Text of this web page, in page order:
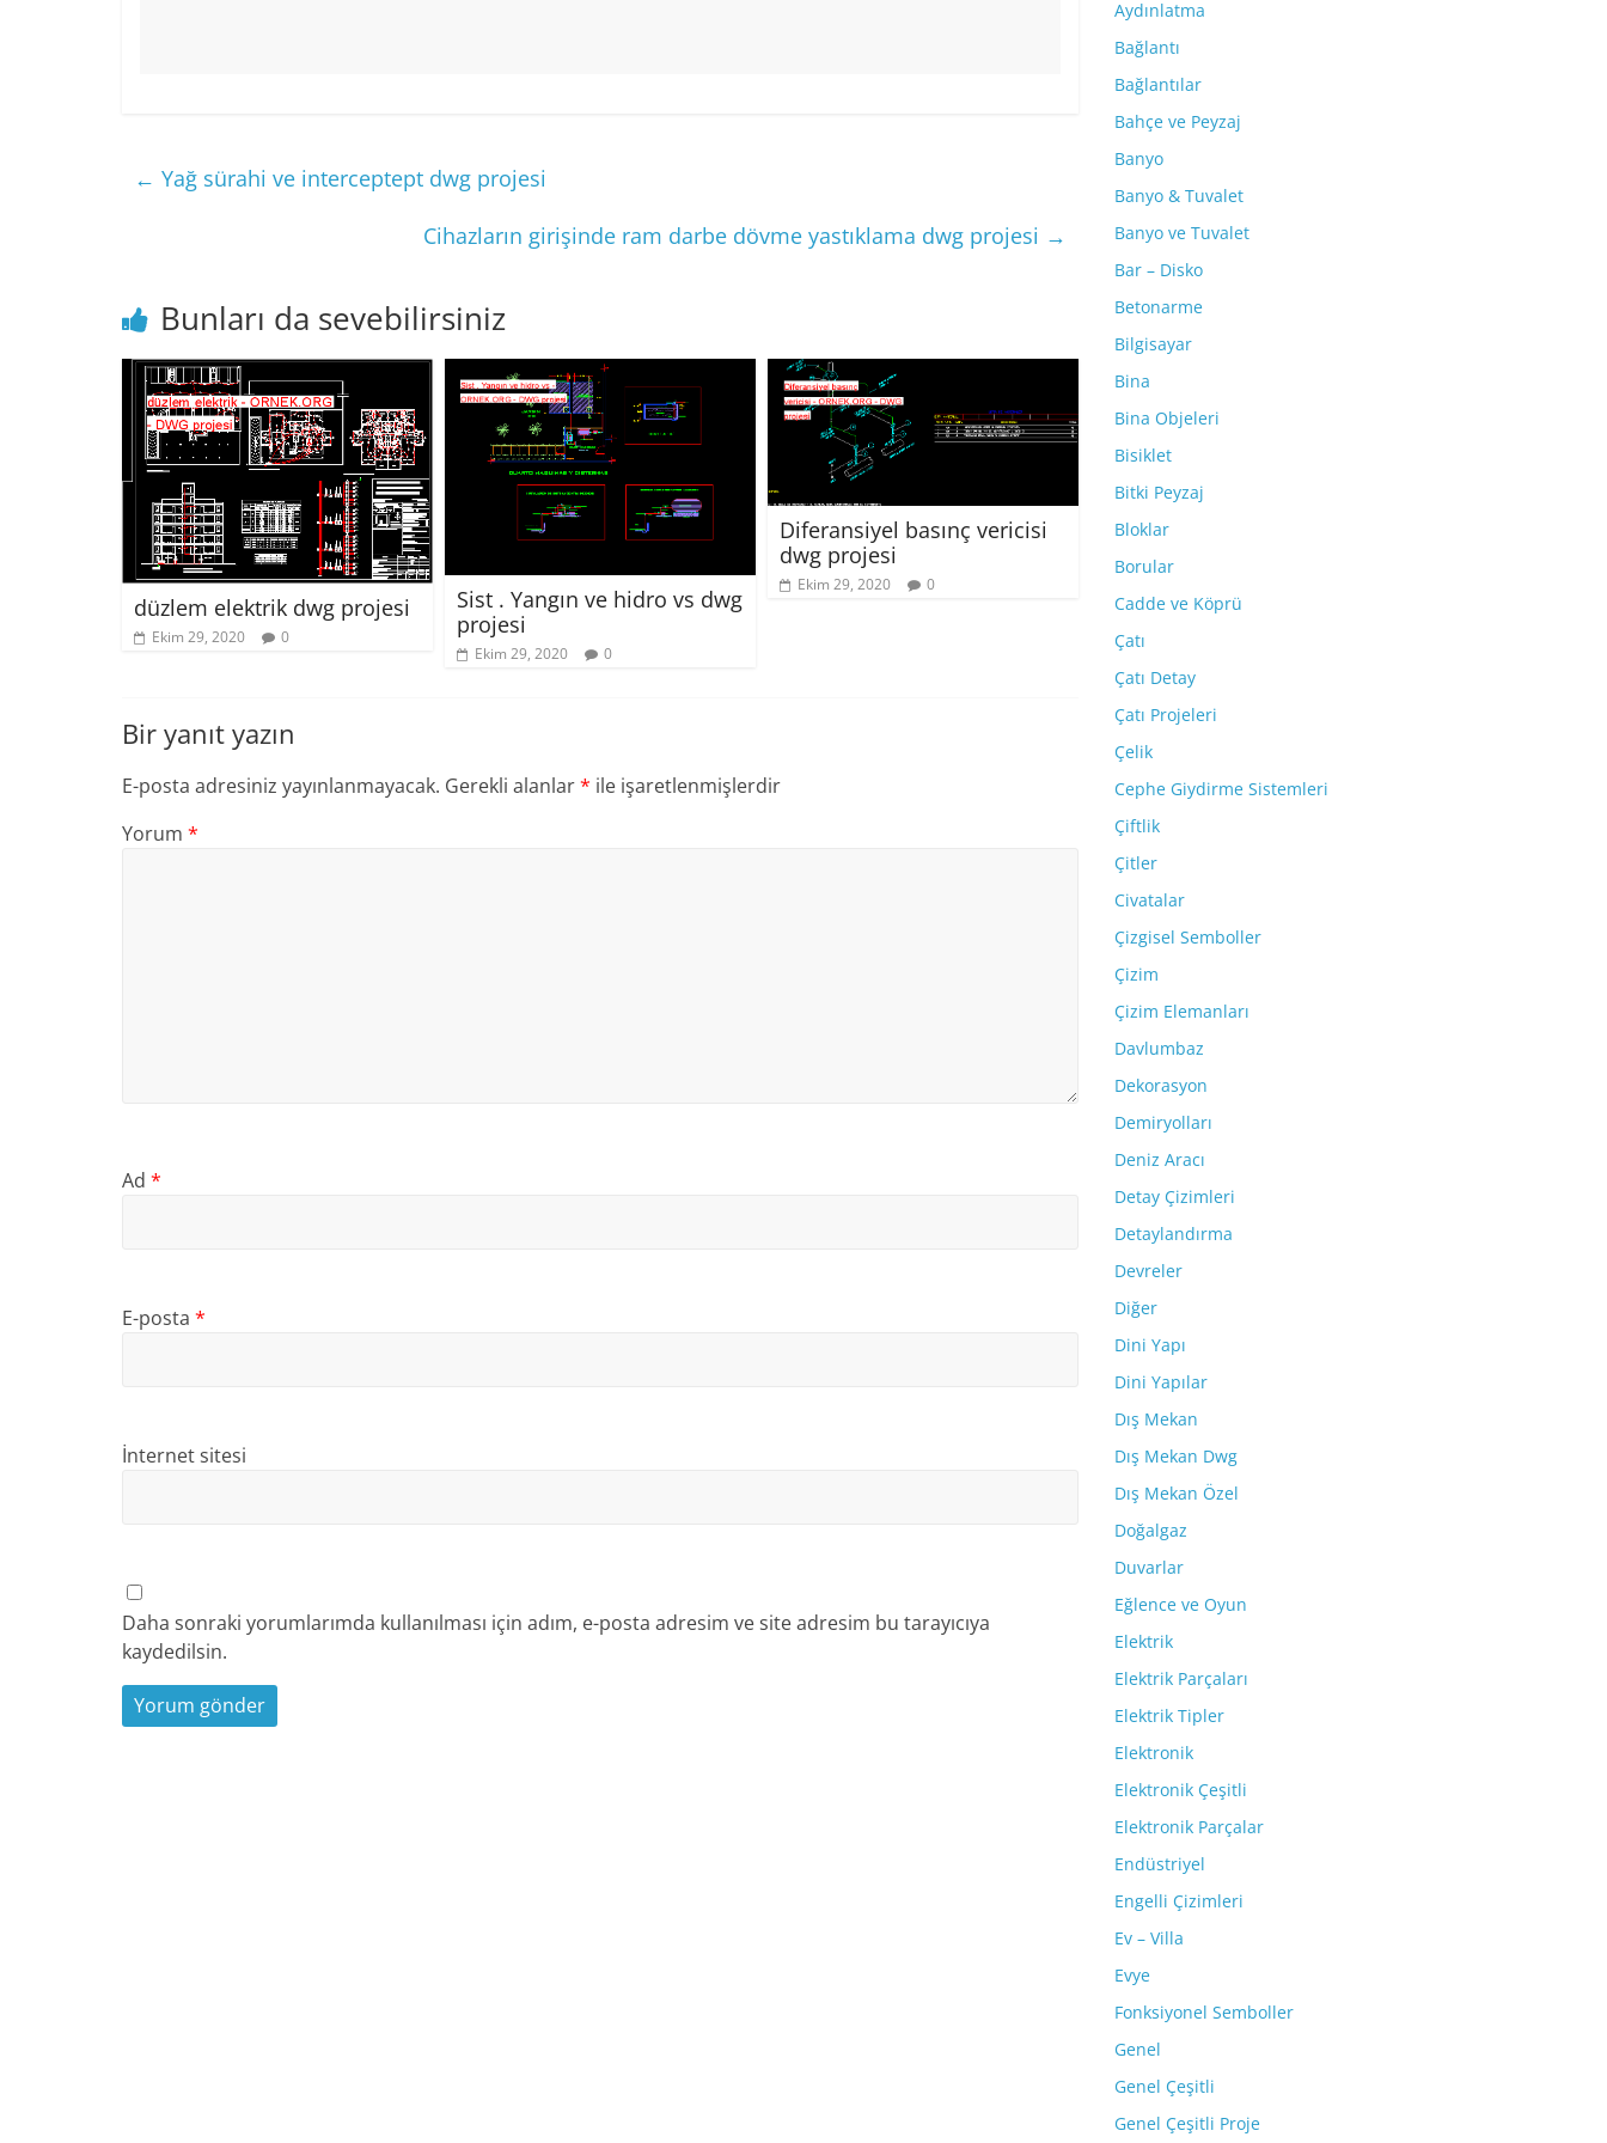
← Yağ sürahi ve interceptept dwg projesi
Cihazların girişinde ram darbe dövme yastıklama dwg projesi →
Bunları da sevebilirsiniz
düzlem elektrik dwg projesi
Ekim 29, 2020 0
Sist . Yangın ve hidro vs dwg
projesi
Ekim 29, 2020 0
Diferansiyel basınç vericisi
dwg projesi
Ekim 29, 2020 0
Bir yanıt yazın
E-posta adresiniz yayınlanmayacak. Gerekli alanlar* ile işaretlenmişlerdir
Yorum *
Ad *
E-posta *
İnternet sitesi
Daha sonraki yorumlarımda kullanılması için adım, e-posta adresim ve site adresim bu tarayıcıya
kaydedilsin.
Aydınlatma
Bağlantı
Bağlantılar
Bahçe ve Peyzaj
Banyo
Banyo & Tuvalet
Banyo ve Tuvalet
Bar – Disko
Betonarme
Bilgisayar
Bina
Bina Objeleri
Bisiklet
Bitki Peyzaj
Bloklar
Borular
Cadde ve Köprü
Çatı
Çatı Detay
Çatı Projeleri
Çelik
Cephe Giydirme Sistemleri
Çiftlik
Çitler
Civatalar
Çizgisel Semboller
Çizim
Çizim Elemanları
Davlumbaz
Dekorasyon
Demiryolları
Deniz Aracı
Detay Çizimleri
Detaylandırma
Devreler
Diğer
Dini Yapı
Dini Yapılar
Dış Mekan
Dış Mekan Dwg
Dış Mekan Özel
Doğalgaz
Duvarlar
Eğlence ve Oyun
Elektrik
Elektrik Parçaları
Elektrik Tipler
Elektronik
Elektronik Çeşitli
Elektronik Parçalar
Endüstriyel
Engelli Çizimleri
Ev – Villa
Evye
Fonksiyonel Semboller
Genel
Genel Çeşitli
Genel Çeşitli Proje